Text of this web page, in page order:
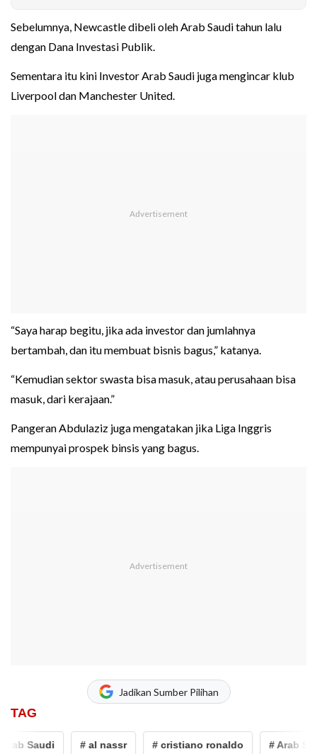
Sebelumnya, Newcastle dibeli oleh Arab Saudi tahun lalu
dengan Dana Investasi Publik.
Sementara itu kini Investor Arab Saudi juga mengincar klub
Liverpool dan Manchester United.
“Saya harap begitu, jika ada investor dan jumlahnya
bertambah, dan itu membuat bisnis bagus,” katanya.
“Kemudian sektor swasta bisa masuk, atau perusahaan bisa
masuk, dari kerajaan.”
Pangeran Abdulaziz juga mengatakan jika Liga Inggris
mempunyai prospek binsis yang bagus.
Jadikan Sumber Pilihan
TAG
Saudi # al nassr # cristiano ronaldo # Arab